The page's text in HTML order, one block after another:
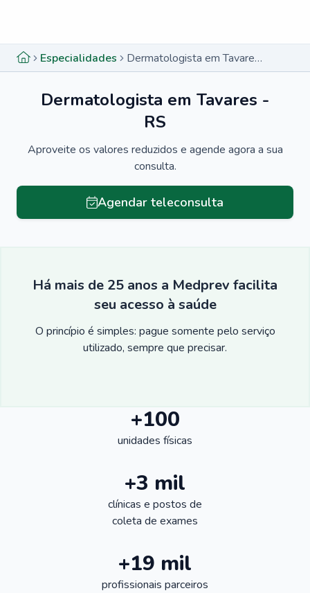
Especialidades Dermatologista em Tavares - RS
Dermatologista em Tavares -
RS
Aproveite os valores reduzidos e agende agora a sua
consulta.
Agendar teleconsulta
Há mais de 25 anos a Medprev facilita
seu acesso à saúde
O princípio é simples: pague somente pelo serviço
utilizado, sempre que precisar.
+100
unidades físicas
+3 mil
clínicas e postos de
coleta de exames
+19 mil
profissionais parceiros